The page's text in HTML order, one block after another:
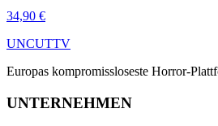
34,90 €
UNCUTTV
Europas kompromissloseste Horror-
UNTERNEHMEN